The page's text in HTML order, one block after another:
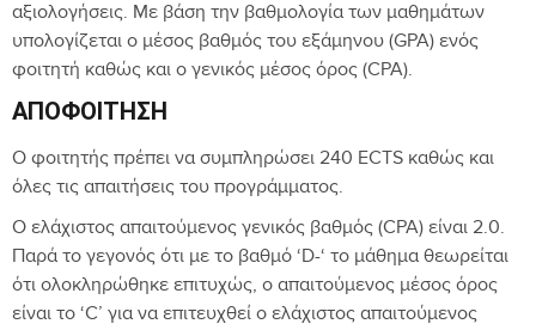
αξιολογήσεις. Με βάση την βαθμολογία των μαθημάτων
υπολογίζεται ο μέσος βαθμός του εξάμηνου (GPA) ενός
φοιτητή καθώς και ο γενικός μέσος όρος (CPA).
ΑΠΟΦΟΊΤΗΣΗ
Ο φοιτητής πρέπει να συμπληρώσει 240 ECTS καθώς και
όλες τις απαιτήσεις του προγράμματος.
Ο ελάχιστος απαιτούμενος γενικός βαθμός (CPA) είναι 2.0.
Παρά το γεγονός ότι με το βαθμό ‘D-‘ το μάθημα θεωρείται
ότι ολοκληρώθηκε επιτυχώς, ο απαιτούμενος μέσος όρος
είναι το ‘C’ για να επιτευχθεί ο ελάχιστος απαιτούμενος